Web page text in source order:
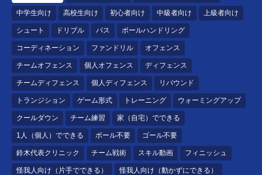
中学生向け 高校生向け 初心者向け 中級者向け 上級者向け
シュート ドリブル パス ボールハンドリング
コーディネーション ファンドリル オフェンス
チームオフェンス 個人オフェンス ディフェンス
チームディフェンス 個人ディフェンス リバウンド
トランジション ゲーム形式 トレーニング ウォーミングアップ
クールダウン チーム練習 家（自宅）でできる
1人（個人）でできる ボール不要 ゴール不要
鈴木代表クリニック チーム戦術 スキル動画 フィニッシュ
怪我人向け（片手でできる） 怪我人向け（動かずにできる）